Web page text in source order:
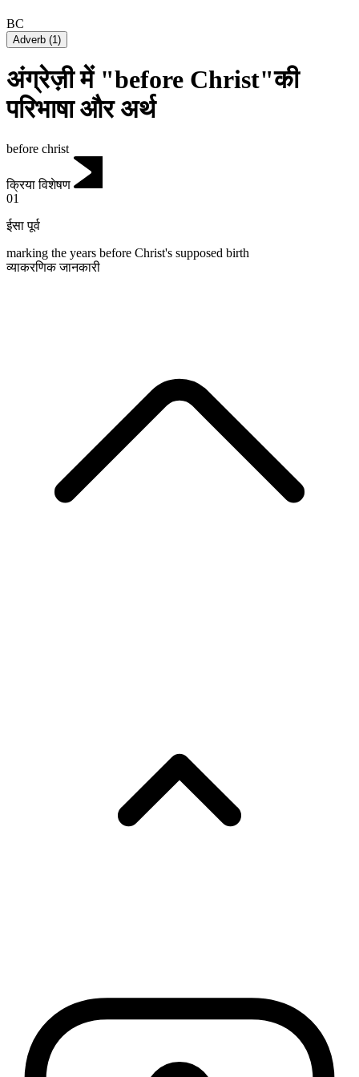
BC
Adverb (1)
अंग्रेज़ी में "before Christ"की
परिभाषा और अर्थ
before christ
क्रिया विशेषण
01
ईसा पूर्व
marking the years before Christ's supposed birth
व्याकरणिक जानकारी